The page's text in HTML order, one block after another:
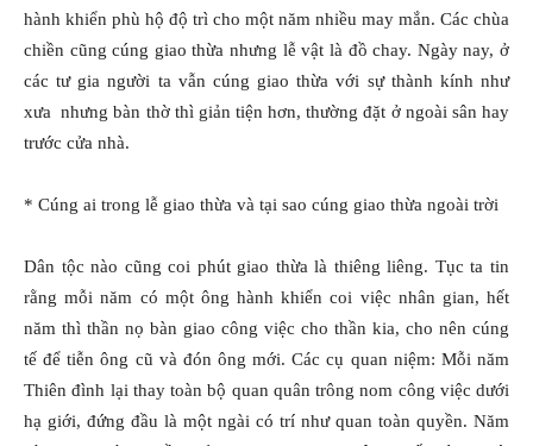
hành khiển phù hộ độ trì cho một năm nhiều may mắn. Các chùa
chiền cũng cúng giao thừa nhưng lễ vật là đồ chay. Ngày nay, ở
các tư gia người ta vẫn cúng giao thừa với sự thành kính như
xưa nhưng bàn thờ thì giản tiện hơn, thường đặt ở ngoài sân hay
trước cửa nhà.
* Cúng ai trong lễ giao thừa và tại sao cúng giao thừa ngoài trời
Dân tộc nào cũng coi phút giao thừa là thiêng liêng. Tục ta tin
rằng mỗi năm có một ông hành khiển coi việc nhân gian, hết
năm thì thần nọ bàn giao công việc cho thần kia, cho nên cúng
tế để tiễn ông cũ và đón ông mới. Các cụ quan niệm: Mỗi năm
Thiên đình lại thay toàn bộ quan quân trông nom công việc dưới
hạ giới, đứng đầu là một ngài có trí như quan toàn quyền. Năm